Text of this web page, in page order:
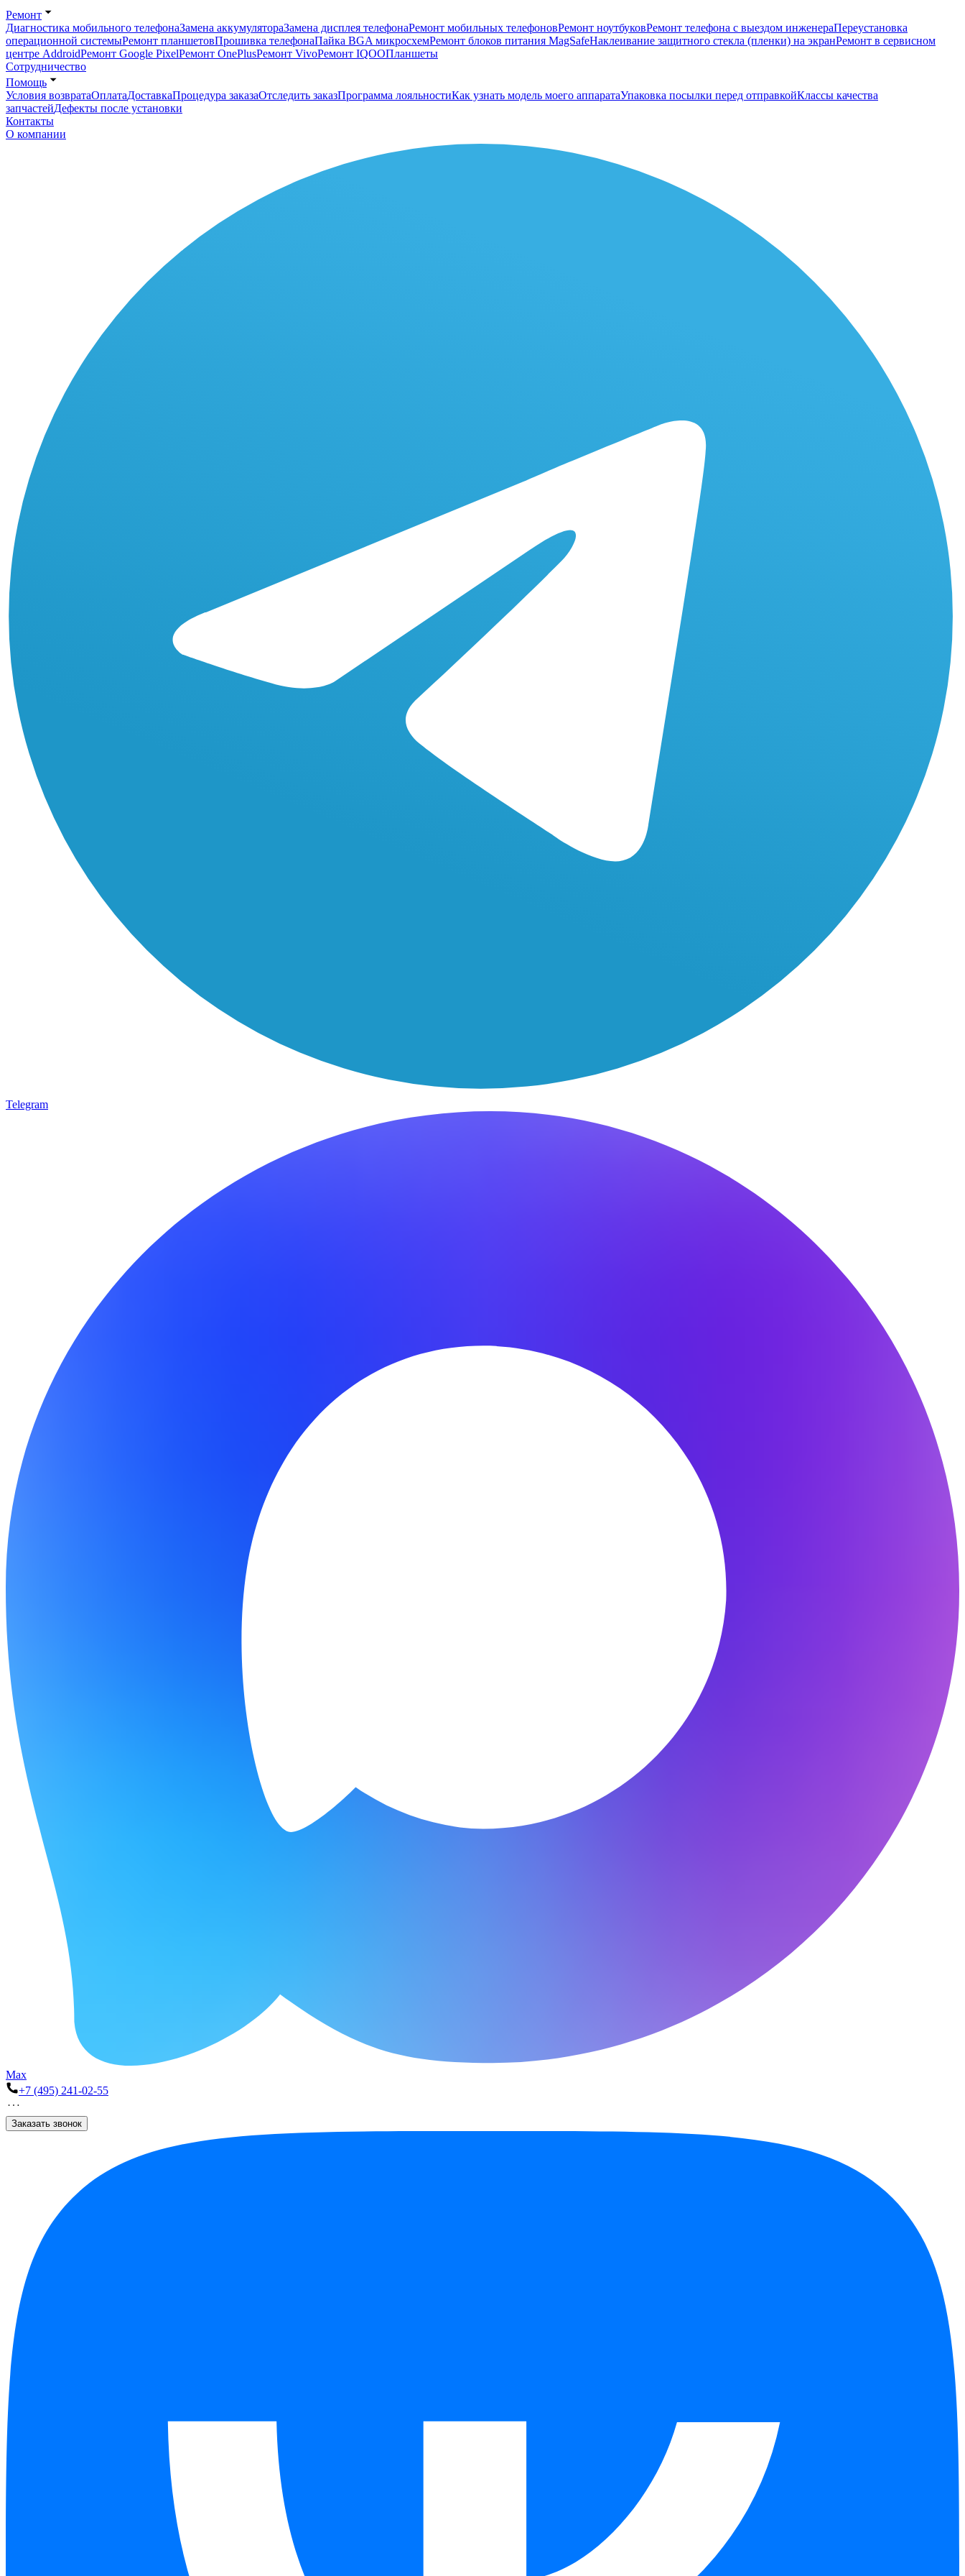
Ремонт
Диагностика мобильного телефонаЗамена аккумулятораЗамена дисплея телефонаРемонт мобильных телефоновРемонт ноутбуковРемонт телефона с выездом инженераПереустановка
операционной системыРемонт планшетовПрошивка телефонаПайка BGA микросхемРемонт блоков питания MagSafeНаклеивание защитного стекла (пленки) на экранРемонт в сервисном
центре AddroidРемонт Google PixelРемонт OnePlusРемонт VivoРемонт IQOOПланшеты
Сотрудничество
Помощь
Условия возвратаОплатаДоставкаПроцедура заказаОтследить заказПрограмма лояльностиКак узнать модель моего аппаратаУпаковка посылки перед отправкойКлассы качества
запчастейДефекты после установки
Контакты
О компании
Telegram
Max
+7 (495) 241-02-55
Заказать звонок